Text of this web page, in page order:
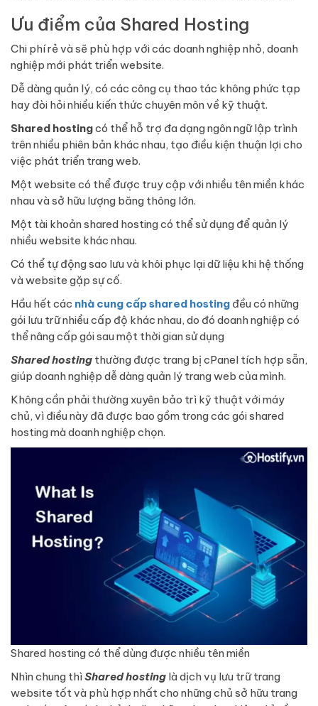
Ưu điểm của Shared Hosting
Chi phí rẻ và sẽ phù hợp với các doanh nghiệp nhỏ, doanh
nghiệp mới phát triển website.
Dễ dàng quản lý, có các công cụ thao tác không phức tạp
hay đòi hỏi nhiều kiến thức chuyên môn về kỹ thuật.
Shared hostingcó thể hỗ trợ đa dạng ngôn ngữ lập trình
trên nhiều phiên bản khác nhau, tạo điều kiện thuận lợi cho
việc phát triển trang web.
Một website có thể được truy cập với nhiều tên miền khác
nhau và sở hữu lượng băng thông lớn.
Một tài khoản shared hosting có thể sử dụng để quản lý
nhiều website khác nhau.
Có thể tự động sao lưu và khôi phục lại dữ liệu khi hệ thống
và website gặp sự cố.
Hầu hết các nhà cung cấp shared hosting đều có những
gói lưu trữ nhiều cấp độ khác nhau, do đó doanh nghiệp có
thể nâng cấp gói sau một thời gian sử dụng
Shared hosting thường được trang bị cPanel tích hợp sẵn,
giúp doanh nghiệp dễ dàng quản lý trang web của mình.
Không cần phải thường xuyên bảo trì kỹ thuật với máy
chủ, vì điều này đã được bao gồm trong các gói shared
hosting mà doanh nghiệp chọn.
Shared hosting có thể dùng được nhiều tên miền
Nhìn chung thìShared hosting là dịch vụ lưu trữ trang
website tốt và phù hợp nhất cho những chủ sở hữu trang